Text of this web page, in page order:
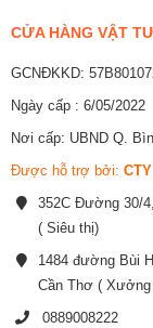
CỬA HÀNG VẬT
GCNĐKKD:
Ngày cấp : 6/05/2022
Nơi cấp: UBND Q.
Được hỗ trợ bởi:
352C Đường 30/
( Siêu thị)
1484 đường Bùi
Cần Thơ (
0889008222